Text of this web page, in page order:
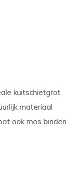
kuitschietgrot
materiaal
ook mos binden